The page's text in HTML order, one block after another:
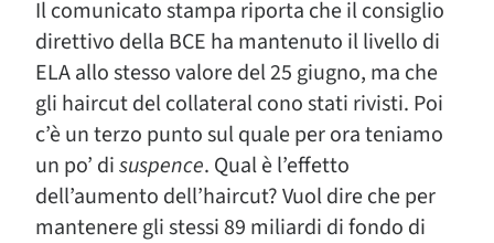
Il comunicato stampa riporta che il consiglio
direttivo della BCE ha mantenuto il livello di
ELA allo stesso valore del 25 giugno, ma che
gli haircut del collateral cono stati rivisti. Poi
c’è un terzo punto sul quale per ora teniamo
un po’ disuspence. Qual è l’effetto
dell’aumento dell’haircut? Vuol dire che per
mantenere gli stessi 89 miliardi di fondo di